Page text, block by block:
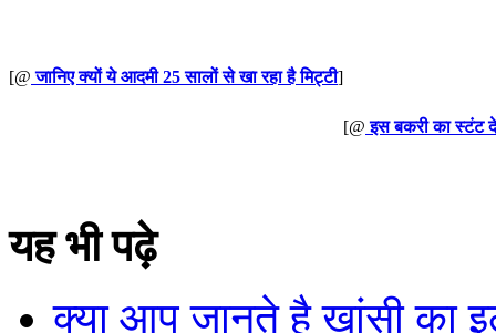
[@ जानिए क्यों ये आदमी 25 सालों से खा रहा है मिट्टी]
[@ इस बकरी का स्टंट
यह भी पढ़े
क्या आप जानते है खांसी का